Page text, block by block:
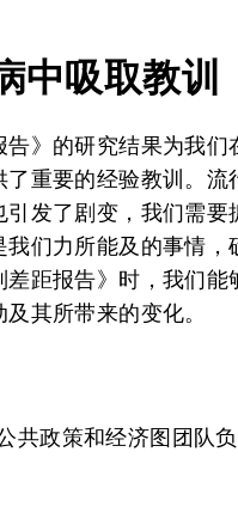
中吸取教训
告》的研究结果为我们
了重要的经验教训。流
引发了剧变，我们需要
们力所能及的事情，
距报告》时，我们能
其所带来的变化。
共政策和经济图团队